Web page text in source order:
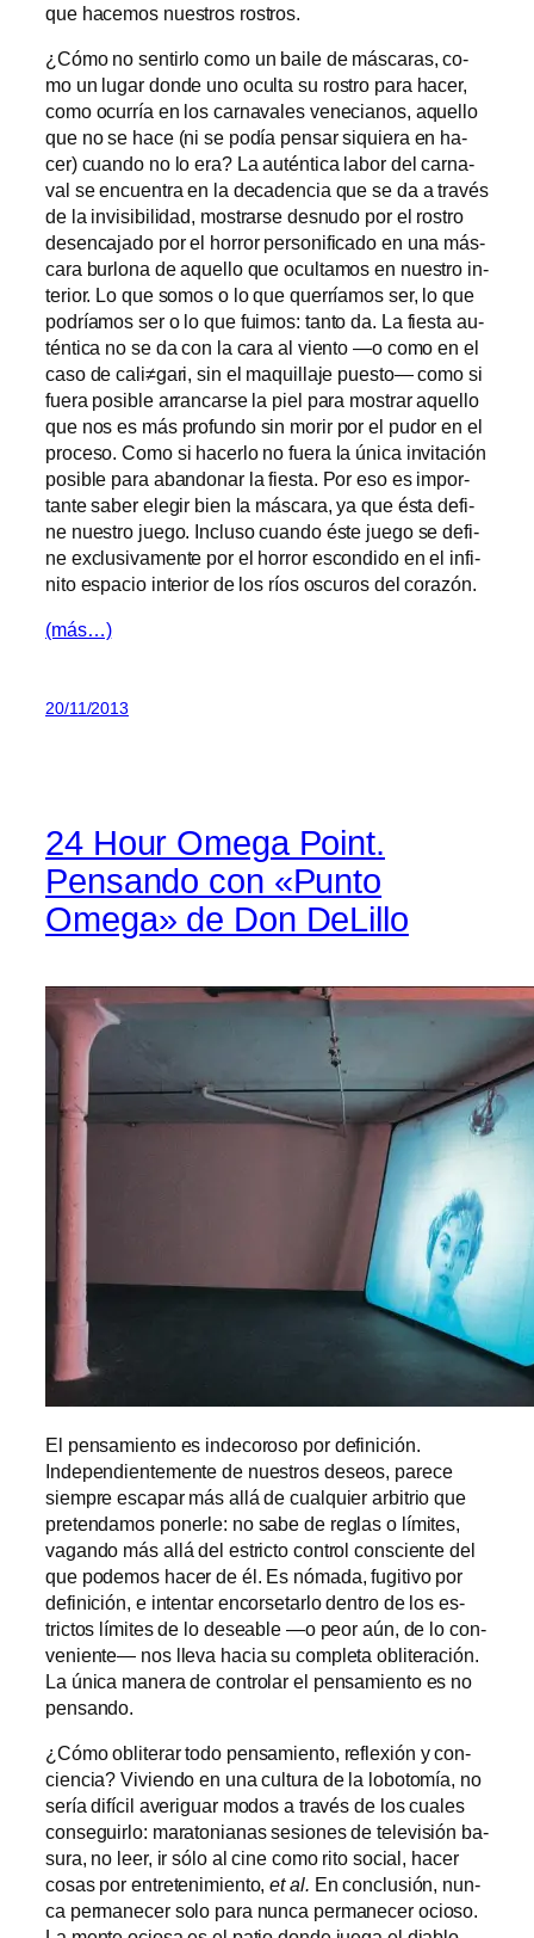
que ha­ce­mos nues­tros rostros.
¿Cómo no sen­tir­lo co­mo un bai­le de más­ca­ras, co­
mo un lu­gar don­de uno ocul­ta su ros­tro pa­ra ha­cer,
co­mo ocu­rría en los car­na­va­les ve­ne­cia­nos, aque­llo
que no se ha­ce (ni se po­día pen­sar si­quie­ra en ha­
cer) cuan­do no lo era? La au­tén­ti­ca la­bor del car­na­
val se en­cuen­tra en la de­ca­den­cia que se da a tra­vés
de la in­vi­si­bi­li­dad, mos­trar­se des­nu­do por el ros­tro
des­en­ca­ja­do por el ho­rror per­so­ni­fi­ca­do en una más­
ca­ra bur­lo­na de aque­llo que ocul­ta­mos en nues­tro in­
te­rior. Lo que so­mos o lo que que­rría­mos ser, lo que
po­dría­mos ser o lo que fui­mos: tan­to da. La fies­ta au­
tén­ti­ca no se da con la ca­ra al vien­to —o co­mo en el
ca­so de cali≠gari, sin el ma­qui­lla­je pues­to— co­mo si
fue­ra po­si­ble arran­car­se la piel pa­ra mos­trar aque­llo
que nos es más pro­fun­do sin mo­rir por el pu­dor en el
pro­ce­so. Como si ha­cer­lo no fue­ra la úni­ca in­vi­ta­ción
po­si­ble pa­ra aban­do­nar la fies­ta. Por eso es im­por­
tan­te sa­ber ele­gir bien la más­ca­ra, ya que és­ta de­fi­
ne nues­tro jue­go. Incluso cuan­do és­te jue­go se de­fi­
ne ex­clu­si­va­men­te por el ho­rror es­con­di­do en el in­fi­
ni­to es­pa­cio in­te­rior de los ríos os­cu­ros del corazón.
(más…)
20/11/2013
24 Hour Omega Point.
Pensando con «Punto
Omega» de Don DeLillo
El pen­sa­mien­to es in­de­co­ro­so por de­fi­ni­ción.
Independientemente de nues­tros de­seos, pa­re­ce
siem­pre es­ca­par más allá de cual­quier ar­bi­trio que
pre­ten­da­mos po­ner­le: no sa­be de re­glas o lí­mi­tes,
va­gan­do más allá del es­tric­to con­trol cons­cien­te del
que po­de­mos ha­cer de él. Es nó­ma­da, fu­gi­ti­vo por
de­fi­ni­ción, e in­ten­tar en­cor­se­tar­lo den­tro de los es­
tric­tos lí­mi­tes de lo de­sea­ble —o peor aún, de lo con­
ve­nien­te— nos lle­va ha­cia su com­ple­ta obli­te­ra­ción.
La úni­ca ma­ne­ra de con­tro­lar el pen­sa­mien­to es no
pensando.
¿Cómo obli­te­rar to­do pen­sa­mien­to, re­fle­xión y con­
cien­cia? Viviendo en una cul­tu­ra de la lo­bo­to­mía, no
se­ría di­fí­cil ave­ri­guar mo­dos a tra­vés de los cua­les
con­se­guir­lo: ma­ra­to­nia­nas se­sio­nes de te­le­vi­sión ba­
su­ra, no leer, ir só­lo al ci­ne co­mo ri­to so­cial, ha­cer
co­sas por en­tre­te­ni­mien­to,et al. En con­clu­sión, nun­
ca per­ma­ne­cer so­lo pa­ra nun­ca per­ma­ne­cer ocio­so.